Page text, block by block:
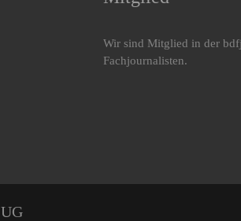
Wir sind Mitglied in der
Fachjournalisten.